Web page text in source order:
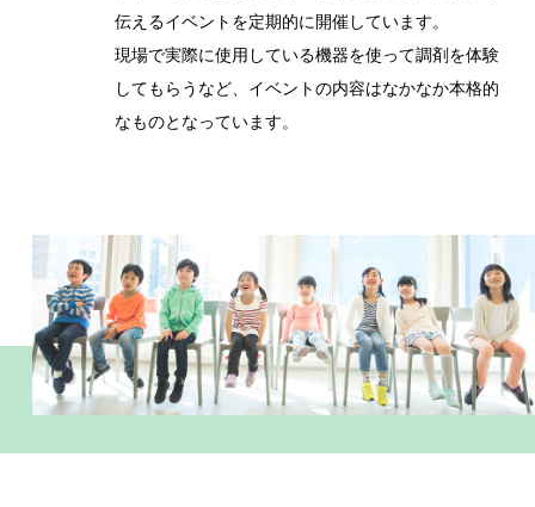
伝えるイベントを定期的に開催しています。
現場で実際に使用している機器を使って調剤を体験
してもらうなど、イベントの内容はなかなか本格的
なものとなっています。